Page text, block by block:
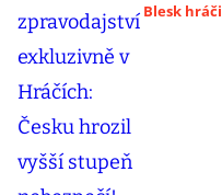
Blesk hráči